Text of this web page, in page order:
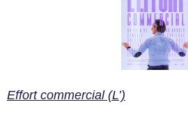
Effort commercial (L’)